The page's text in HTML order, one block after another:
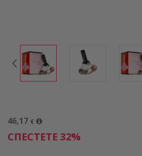
46,17 €
СПЕСТЕТЕ 32%